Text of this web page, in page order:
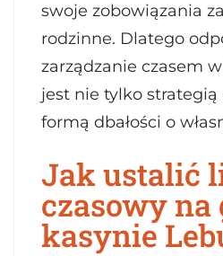
swoje zobowiązania
rodzinne. Dlatego
zarządzanie czasem
jest nie tylko strategią
formą dbałości o
Jak ustalić
czasowy na
kasynie